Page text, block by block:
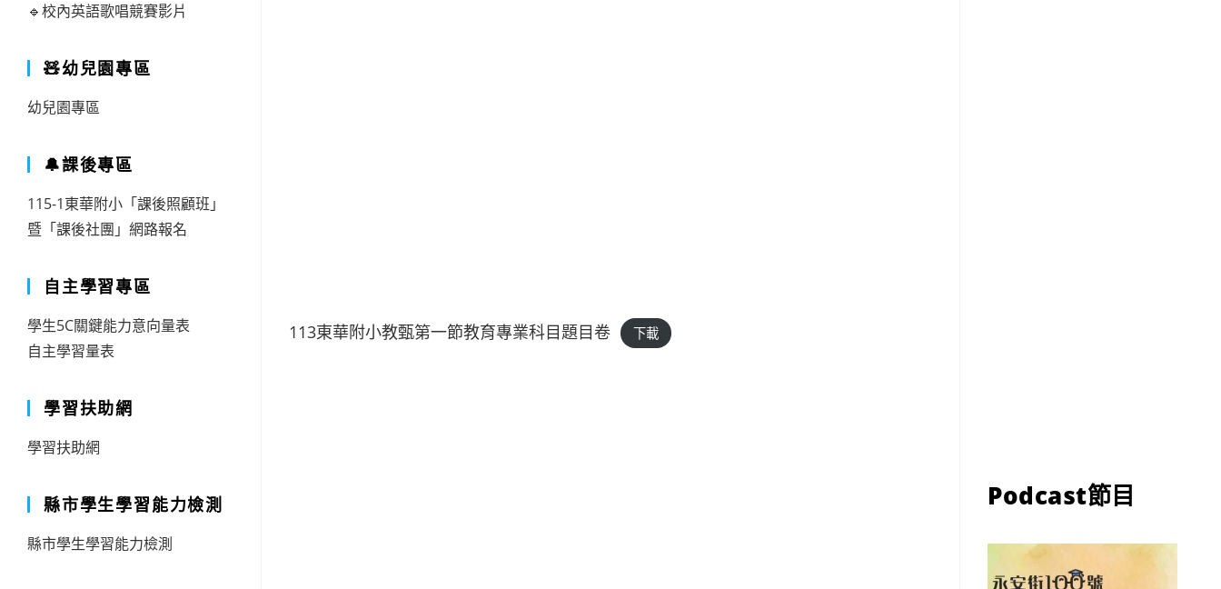
113東華附小教甄第一節教育專業科目題目卷 下載
🔹校內英語歌唱競賽影片
🧸幼兒園專區
幼兒園專區
🔔課後專區
115-1東華附小「課後照顧班」
暨「課後社團」網路報名
自主學習專區
學生5C關鍵能力意向量表
自主學習量表
學習扶助網
學習扶助網
縣市學生學習能力檢測
縣市學生學習能力檢測
Podcast節目